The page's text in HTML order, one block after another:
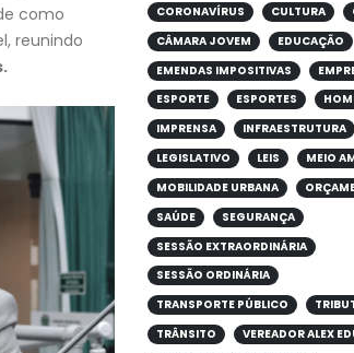
como
reunindo
CORONAVÍRUS
CULTURA
CÂMARA JOVEM
EDUCAÇÃO
EMENDAS IMPOSITIVAS
ESPORTE
ESPORTES
IMPRENSA
INFRAESTRUTURA
LEGISLATIVO
LEIS
MEIO
MOBILIDADE URBANA
SAÚDE
SEGURANÇA
SESSÃO EXTRAORDINÁRIA
SESSÃO ORDINÁRIA
TRANSPORTE PÚBLICO
TRÂNSITO
VEREADOR ALEX